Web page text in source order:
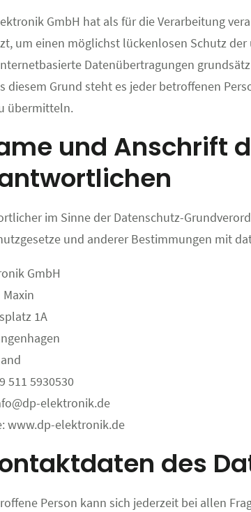
GmbH hat als für die Verarbeitung
um einen möglichst lückenlosen Schutz
Datenübertragungen
diesem Grund steht es jeder betroffenen
übermitteln.
und Anschrift
im Sinne der Datenschutz-
und anderer Bestimmungen mit
GmbH
1A
511 5930530
elektronik.de
www.dp-elektronik.de
des
Person kann sich jederzeit bei allen